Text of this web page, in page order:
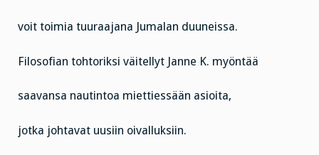
voit toimia tuuraajana Jumalan duuneissa.
Filosofian tohtoriksi väitellyt Janne K. myöntää
saavansa nautintoa miettiessään asioita,
jotka johtavat uusiin oivalluksiin.